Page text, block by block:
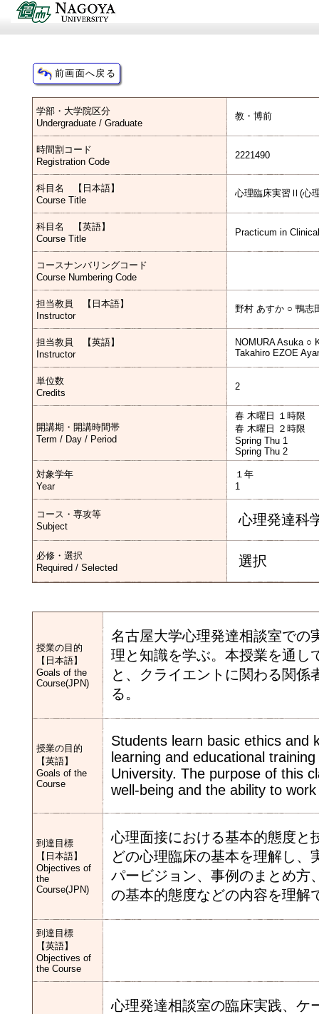
学部・大学院区分
Undergraduate / Graduate
教・博前
時間割コード
Registration Code
2221490
科目名 【日本語】
Course Title
心理臨床実習Ⅱ(心
科目名 【英語】
Course Title
Practicum in
コースナンバリングコード
Course Numbering Code
担当教員 【日本語】
Instructor
野村 あすか ○ 鴨志
担当教員 【英語】
Instructor
NOMURA Asuka ○
Takahiro EZOE
単位数
Credits
2
開講期・開講時間帯
Term / Day / Period
春 木曜日 １時限
春 木曜日 ２時限
Spring Thu 1
Spring Thu 2
対象学年
Year
１年
1
コース・専攻等
Subject
心理発達科
必修・選択
Required / Selected
選択
授業の目的
【日本語】
Goals of the
Course(JPN)
名古屋大学心理発達相談室での
理と知識を学ぶ。本授業を通し
と、クライエントに関わる関
る。
授業の目的
【英語】
Goals of the
Course
Students learn basic ethics and
learning and educational
University. The purpose of this
well-being and the ability to
到達目標
【日本語】
Objectives of
the
Course(JPN)
心理面接における基本的態度と
どの心理臨床の基本を理解し
パービジョン、事例のまとめ方
の基本的態度などの内容を理解
到達目標
【英語】
Objectives of
the Course
心理発達相談室の臨床実践、ケ